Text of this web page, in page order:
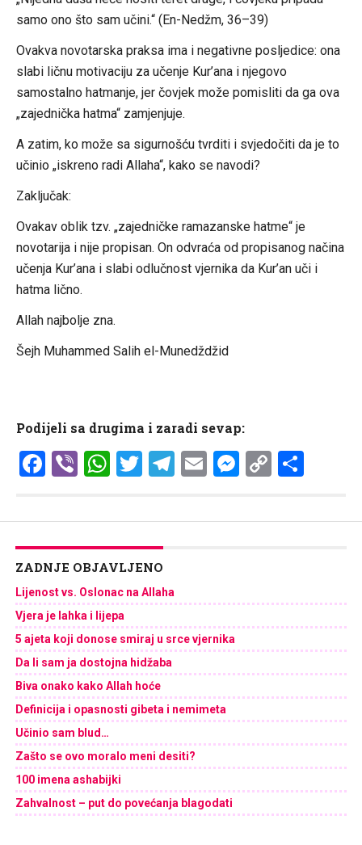
samo ono što sam učini.“ (En-Nedžm, 36–39)
Ovakva novotarska praksa ima i negativne posljedice: ona
slabi ličnu motivaciju za učenje Kur’ana i njegovo
samostalno hatmanje, jer čovjek može pomisliti da ga ova
„zajednička hatma“ zamjenjuje.
A zatim, ko može sa sigurnošću tvrditi i svjedočiti da je to
učinio „iskreno radi Allaha“, kako se navodi?
Zaključak:
Ovakav oblik tzv. „zajedničke ramazanske hatme“ je
novotarija i nije propisan. On odvraća od propisanog načina
učenja Kur’ana i slabi odlučnost vjernika da Kur’an uči i
hatma lično.
Allah najbolje zna.
Šejh Muhammed Salih el-Munedždžid
Podijeli sa drugima i zaradi sevap:
Facebook
ViberWhatsApp
Twitter
Telegram
EmailCopy
ZADNJE OBJAVLJENO
Lijenost vs. Oslonac na Allaha
Vjera je lahka i lijepa
5 ajeta koji donose smiraj u srce vjernika
Da li sam ja dostojna hidžaba
Biva onako kako Allah hoće
Definicija i opasnosti gibeta i nemimeta
Učinio sam blud…
Zašto se ovo moralo meni desiti?
100 imena ashabijki
Zahvalnost – put do povećanja blagodati